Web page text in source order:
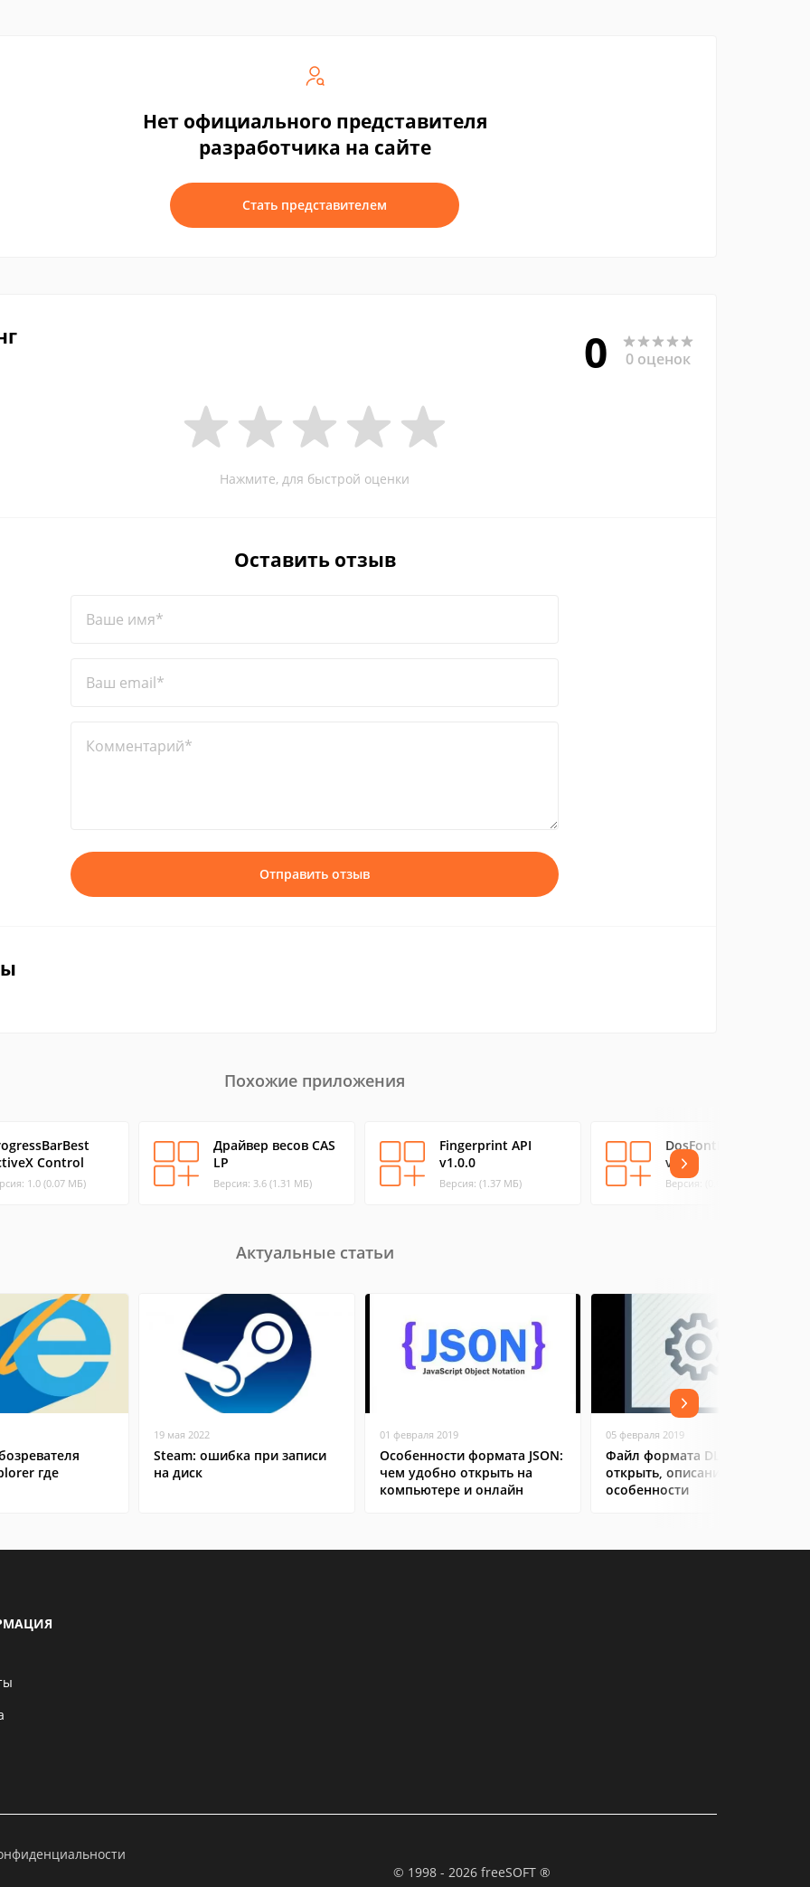
Нет официального представителя
разработчика на сайте
Стать представителем
0 0 оценок
Нажмите, для быстрой оценки
Оставить отзыв
Ваше имя*
Ваш email*
Комментарий*
Отправить отзыв
Похожие приложения
Control
1.0 (0.07 МБ)
Драйвер весов CAS
LP
Версия: 3.6 (1.31 МБ)
Fingerprint API
v1.0.0
Версия: (1.37 МБ)
DosFontForPascal
v1.2
Версия: (0.01 МБ)
Актуальные статьи
где
19 мая 2022
Steam: ошибка при записи
на диск
01 февраля 2019
Особенности формата JSON:
чем удобно открыть на
компьютере и онлайн
05 февраля 2019
Файл формата DLL: чем
открыть, описание,
особенности
© 1998 - 2026 freeSOFT ®